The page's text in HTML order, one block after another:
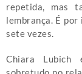
repetida, mas
lembrança. É
sete vezes.
Chiara Lubich